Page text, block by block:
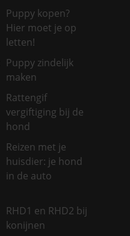
Puppy kopen?
Hier moet je op
letten!
Puppy zindelijk
maken
Rattengif
vergiftiging bij de
hond
Reizen met je
huisdier: je hond
in de auto
RHD1 en RHD2 bij
konijnen